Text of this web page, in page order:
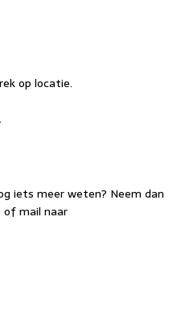
op locatie.
iets meer weten? Neem dan
of mail naar